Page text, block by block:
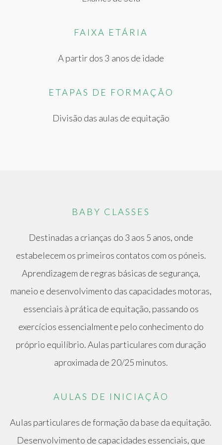
FAIXA ETÁRIA
A partir dos 3 anos de idade
ETAPAS DE FORMAÇÃO
Divisão das aulas de equitação
BABY CLASSES
Destinadas a crianças do 3 aos 5 anos, onde
estabelecem os primeiros contatos com os póneis.
Aprendizagem de regras básicas de segurança,
maneio e desenvolvimento das capacidades motoras,
essenciais à prática de equitação, passando os
exercícios essencialmente pelo conhecimento do
próprio equilíbrio. Aulas particulares com duração
aproximada de 20/25 minutos.
AULAS DE INICIAÇÃO
Aulas particulares de formação da base da equitação.
Desenvolvimento de capacidades essenciais, que